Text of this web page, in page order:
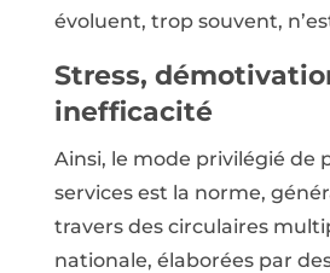
évoluent, trop souvent,
Stress,
inefficacité
Ainsi, le mode privilégié de
services est la norme,
travers des circulaires
nationale, élaborées par